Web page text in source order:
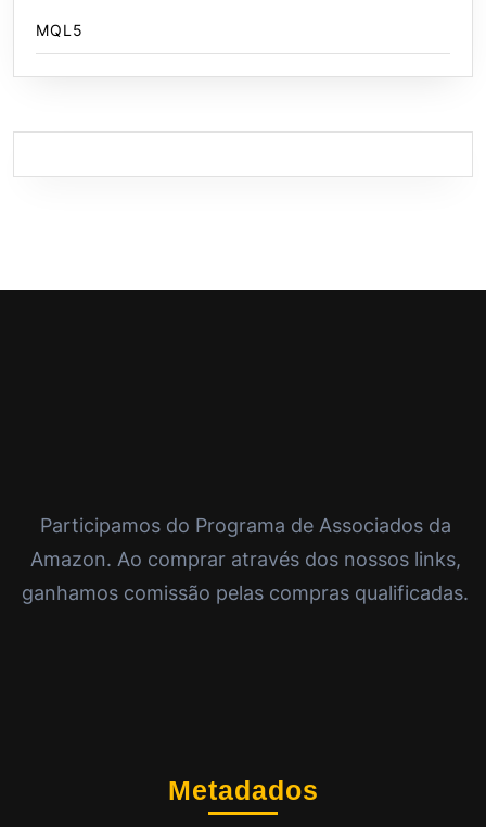
MQL5
Participamos do Programa de Associados da
Amazon. Ao comprar através dos nossos links,
ganhamos comissão pelas compras qualificadas.
Metadados